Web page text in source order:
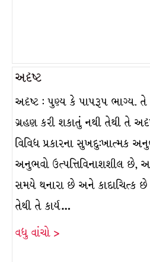
અદૃષ્ટ
અદૃષ્ટ : પુણ્ય કે પાપરૂપ ભાગ્ય. તે
ગ્રહણ કરી શકાતું નથી તેથી તે
વિવિધ પ્રકારના સુખદુ:ખાત્મક
અનુભવો ઉત્પત્તિવિનાશશીલ છે,
સમયે થનારા છે અને કાદાચિત્ક
તેથી તે કાર્ય…
વધુ વાંચો >